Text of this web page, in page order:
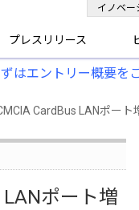
プレスリリース
イノベー
はエントリー概要を
CardBus LANポート
ポート増